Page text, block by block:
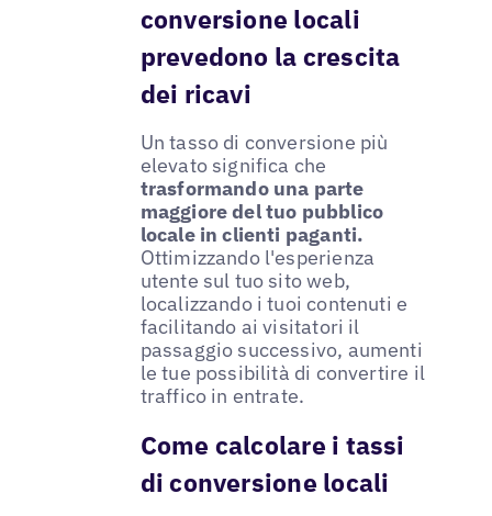
conversione locali
prevedono la crescita
dei ricavi
Un tasso di conversione più
elevato significa che
trasformando una parte
maggiore del tuo pubblico
locale in clienti paganti.
Ottimizzando l'esperienza
utente sul tuo sito web,
localizzando i tuoi contenuti e
facilitando ai visitatori il
passaggio successivo, aumenti
le tue possibilità di convertire il
traffico in entrate.
Come calcolare i tassi
di conversione locali